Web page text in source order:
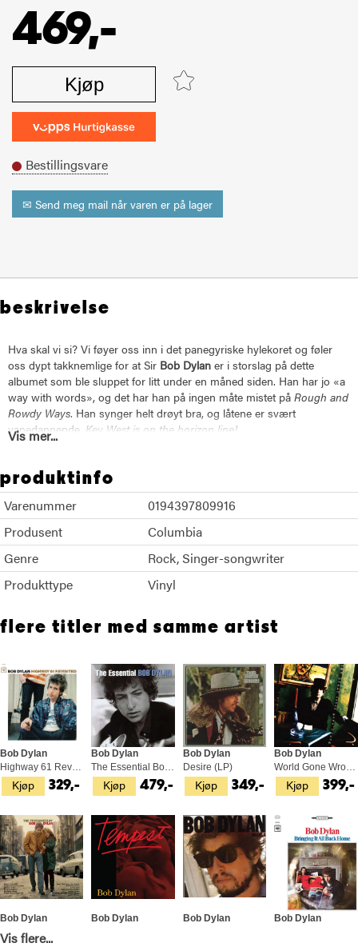
469,-
Kjøp
Bestillingsvare
✉ Send meg mail når varen er på lager
beskrivelse
Hva skal vi si? Vi føyer oss inn i det panegyriske hylekoret og føler
oss dypt takknemlige for at Sir Bob Dylan er i storslag på dette
albumet som ble sluppet for litt under en måned siden. Han har jo «a
way with words», og det har han på ingen måte mistet på Rough and
Rowdy Ways. Han synger helt drøyt bra, og låtene er svært
vanedannende. Key West is on the horizon line!
Det er godt mulig at 2020 kommer til å stå igjen som det dølleste året
i manns minne, men vi fikk i hvert fallRough and Rowdy Ways. Det
hjelper på!
Vis mer...
produktinfo
Varenummer
0194397809916
Produsent
Columbia
Genre
Rock Singer-songwriter
Produkttype
Vinyl
flere titler med samme artist
Kjøp
Bob Dylan
Highway 61 Revisited (LP)
329,- Kjøp
Bob Dylan
The Essential Bob Dylan (2LP)
479,- Kjøp
Bob Dylan
Desire (LP)
349,- Kjøp
Bob Dylan
World Gone Wrong (LP)
399,-
Bob Dylan
Bob Dylan
Bob Dylan
Bob Dylan
Vis flere...